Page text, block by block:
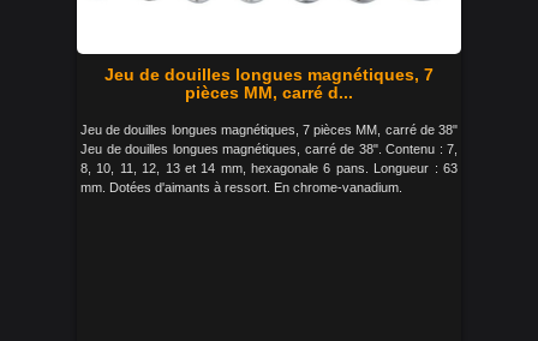
Jeu de douilles longues magnétiques, 7
pièces MM, carré d...
Jeu de douilles longues magnétiques, 7 pièces MM, carré de 38"
Jeu de douilles longues magnétiques, carré de 38". Contenu : 7,
8, 10, 11, 12, 13 et 14 mm, hexagonale 6 pans. Longueur : 63
mm. Dotées d'aimants à ressort. En chrome-vanadium.